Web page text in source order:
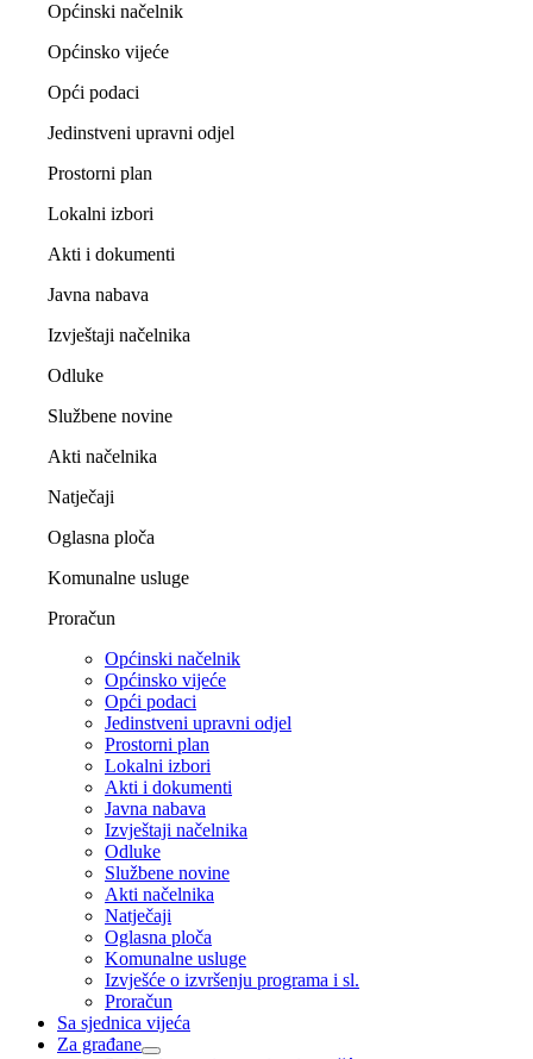
Općinski načelnik
Općinsko vijeće
Opći podaci
Jedinstveni upravni odjel
Prostorni plan
Lokalni izbori
Akti i dokumenti
Javna nabava
Izvještaji načelnika
Odluke
Službene novine
Akti načelnika
Natječaji
Oglasna ploča
Komunalne usluge
Proračun
Općinski načelnik
Općinsko vijeće
Opći podaci
Jedinstveni upravni odjel
Prostorni plan
Lokalni izbori
Akti i dokumenti
Javna nabava
Izvještaji načelnika
Odluke
Službene novine
Akti načelnika
Natječaji
Oglasna ploča
Komunalne usluge
Izvješće o izvršenju programa i sl.
Proračun
Sa sjednica vijeća
Za građane